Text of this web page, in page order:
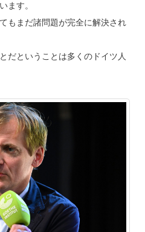
ます。
もまだ諸問題が完全に解決され
だということは多くのドイツ人